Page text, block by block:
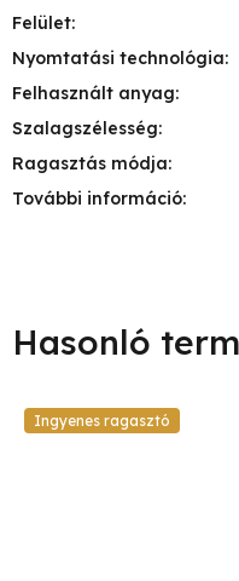
Felület:
Nyomtatási technológia:
Felhasznált anyag:
Szalagszélesség:
Ragasztás módja:
További információ:
Ingyenes ragasztó